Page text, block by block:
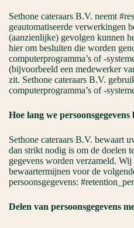
Sethone cateraars B.V. neemt
geautomatiseerde verwerkingen
(aanzienlijke) gevolgen kunnen
hier om besluiten die worden
computerprogramma’s of -
(bijvoorbeeld een medewerker
zit. Sethone cateraars B.V.
computerprogramma’s of -
Hoe lang we persoonsgegevens
Sethone cateraars B.V. bewaart
dan strikt nodig is om de doelen
gegevens worden verzameld.
bewaartermijnen voor de
persoonsgegevens:
Delen van persoonsgegevens